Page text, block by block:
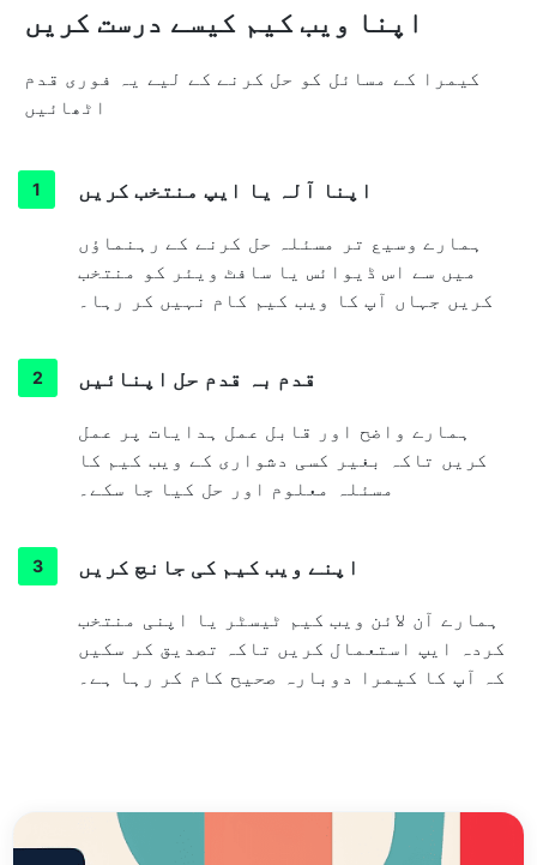
اپنا ویب کیم کیسے درست کریں
کیمرا کے مسائل کو حل کرنے کے لیے یہ فوری قدم
اٹھائیں
اپنا آلہ یا ایپ منتخب کریں
ہمارے وسیع تر مسئلہ حل کرنے کے رہنماؤں
میں سے اس ڈیوائس یا سافٹ ویئر کو منتخب
کریں جہاں آپ کا ویب کیم کام نہیں کر رہا۔
قدم بہ قدم حل اپنائیں
ہمارے واضح اور قابل عمل ہدایات پر عمل
کریں تاکہ بغیر کسی دشواری کے ویب کیم کا
مسئلہ معلوم اور حل کیا جا سکے۔
اپنے ویب کیم کی جانچ کریں
ہمارے آن لائن ویب کیم ٹیسٹر یا اپنی منتخب
کردہ ایپ استعمال کریں تاکہ تصدیق کر سکیں
کہ آپ کا کیمرا دوبارہ صحیح کام کر رہا ہے۔